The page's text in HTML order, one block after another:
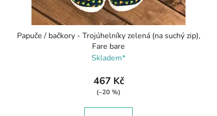
Papuče / bačkory - Trojúhelníky zelená (na suchý zip),
Fare bare
Skladem*
467 Kč
(–20 %)